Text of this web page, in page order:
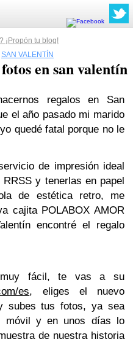
¡Propón tu blog!
SAN VALENTÍN
en san valentín
regalos en San
el año pasado mi marido
quedé fatal porque no le
de impresión ideal
y tenerlas en papel
de estética retro, me
cajita POLABOX AMOR
encontré el regalo
fácil, te vas a su
es, eliges el nuevo
subes tus fotos, ya sea
móvil y en unos días lo
de nuestra historia